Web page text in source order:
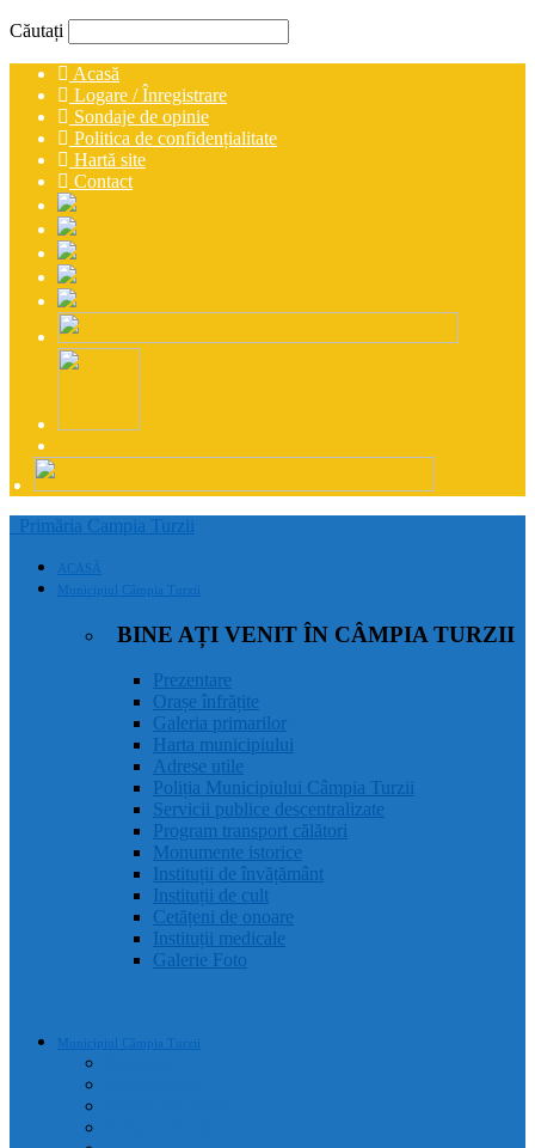
Căutați
Acasă
Logare / Înregistrare
Sondaje de opinie
Politica de confidențialitate
Hartă site
Contact
Primăria Campia Turzii
ACASĂ
Municipiul Câmpia Turzii
BINE AȚI VENIT ÎN CÂMPIA TURZII
Prezentare
Orașe înfrățite
Galeria primarilor
Harta municipiului
Adrese utile
Poliția Municipiului Câmpia Turzii
Servicii publice descentralizate
Program transport călători
Monumente istorice
Instituții de învățământ
Instituții de cult
Cetățeni de onoare
Instituții medicale
Galerie Foto
Municipiul Câmpia Turzii